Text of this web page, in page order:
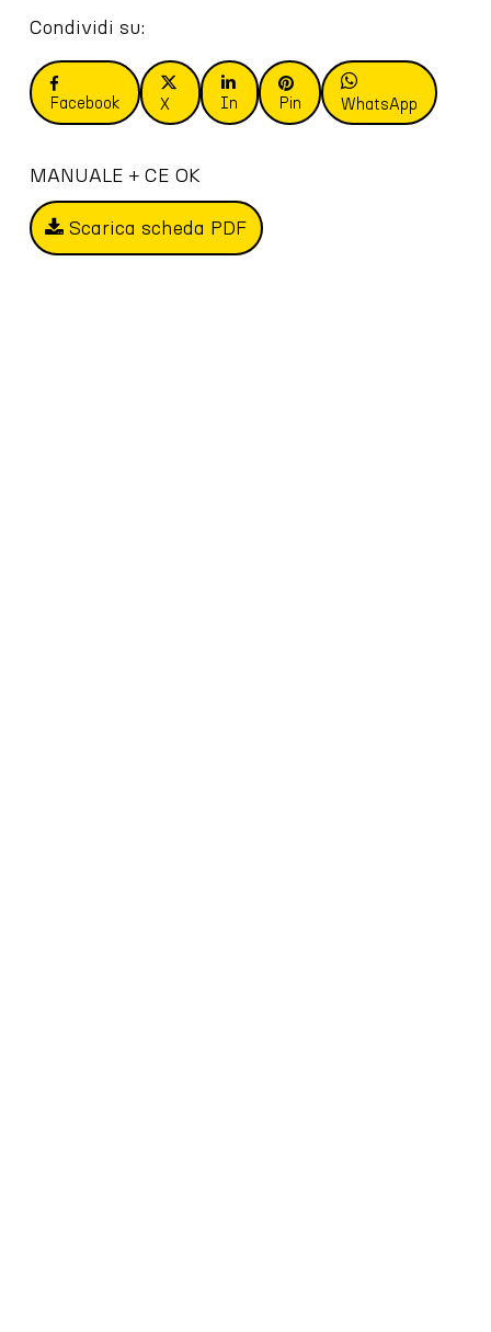
Condividi su:
Facebook X In Pin WhatsApp
MANUALE + CE OK
Scarica scheda PDF